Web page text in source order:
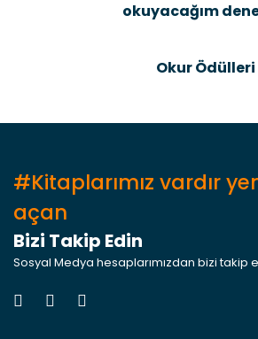
okuyacağım
Okur Ödülleri
#Kitaplarımız vardır
açan
Bizi Takip Edin
Sosyal Medya hesaplarımızdan bizi takip